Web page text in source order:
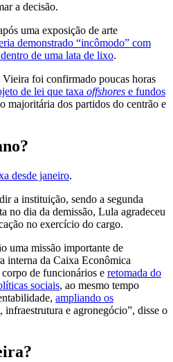
a decisão.
uma exposição de arte
demonstrado “incômodo” com
de uma lata de lixo.
foi confirmado poucas horas
de lei que taxa offshores e fundos
majoritária dos partidos do centrão e
desde janeiro.
a instituição, sendo a segunda
no dia da demissão, Lula agradeceu
no exercício do cargo.
uma missão importante de
interna da Caixa Econômica
de funcionários e retomada do
sociais, ao mesmo tempo
ampliando os
, infraestrutura e agronegócio”, disse o